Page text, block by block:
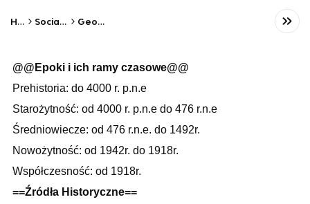
Home Social Studies Geography
@@Epoki i ich ramy czasowe@@
Prehistoria: do 4000 r. p.n.e
Starożytność: od 4000 r. p.n.e do 476 r.n.e
Średniowiecze: od 476 r.n.e. do 1492r.
Nowożytność: od 1942r. do 1918r.
Współczesność: od 1918r.
==Źródła Historyczne==